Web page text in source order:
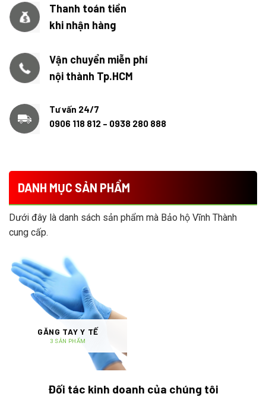
Thanh toán tiền
khi nhận hàng
Vận chuyển miễn phí
nội thành Tp.HCM
Tư vấn 24/7
0906 118 812 – 0938 280 888
DANH MỤC SẢN PHẨM
Dưới đây là danh sách sản phẩm mà Bảo hộ Vĩnh Thành
cung cấp.
GĂNG TAY Y TẾ
3 SẢN PHẨM
Đối tác kinh doanh của chúng tôi